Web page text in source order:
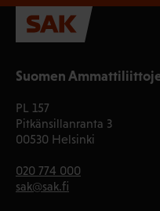
Suomen
PL 157
Pitkänsillanranta 3
00530 Helsinki
020 774 000
sak@sak.fi